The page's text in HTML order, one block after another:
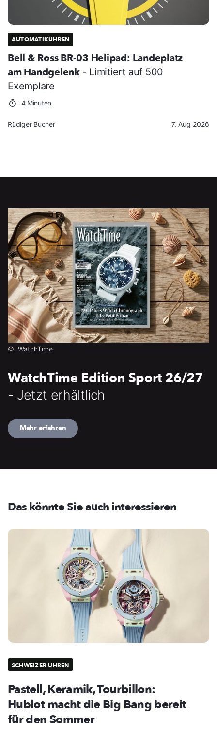
AUTOMATIKUHREN
Bell & Ross BR-03 Helipad: Landeplatz
am Handgelenk - Limitiert auf 500
Exemplare
4 Minuten
Rüdiger Bucher 7. Aug 2026
© WatchTime
WatchTime Edition Sport 26/27
- Jetzt erhältlich
Mehr erfahren
Das könnte Sie auch interessieren
SCHWEIZER UHREN
Pastell, Keramik, Tourbillon:
Hublot macht die Big Bang bereit
für den Sommer